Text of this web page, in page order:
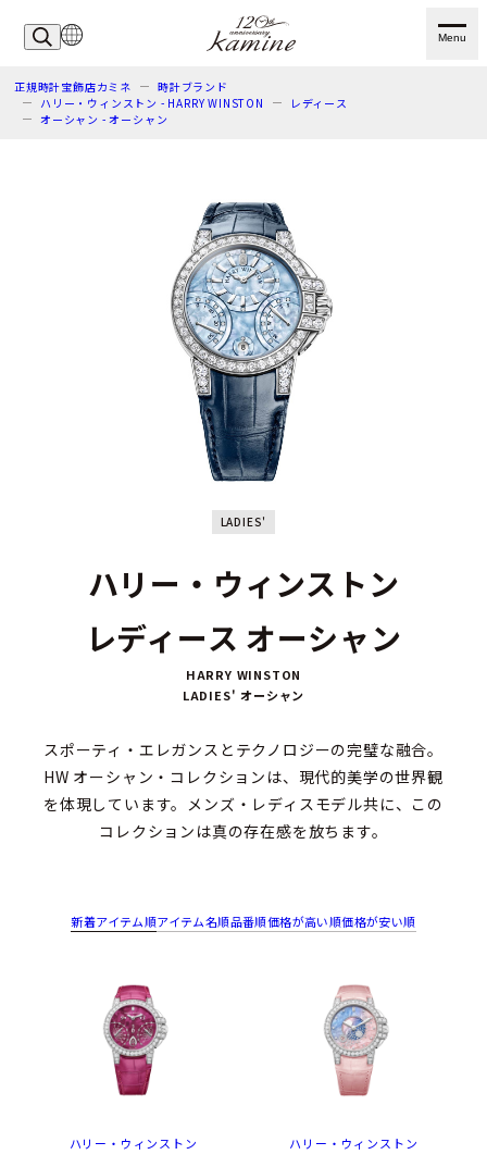
Menu
正規時計宝飾店カミネ
時計ブランド
ハリー・ウィンストン - HARRY WINSTON
レディース
オーシャン - オーシャン
LADIES'
ハリー・ウィンストン
レディース オーシャン
HARRY WINSTON
LADIES' オーシャン
スポーティ・エレガンスとテクノロジーの完璧な融合。
HW オーシャン・コレクションは、現代的美学の世界観
を体現しています。メンズ・レディスモデル共に、この
コレクションは真の存在感を放ちます。
新着アイテム順アイテム名順品番順価格が高い順価格が安い順
ハリー・ウィンストン ハリー・ウィンストン